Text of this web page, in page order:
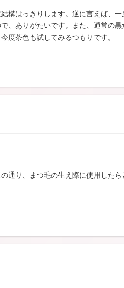
構はっきりします。逆に言えば、一
、ありがたいです。また、通常の
度茶色も試してみるつもりです。
通り、まつ毛の生え際に使用した